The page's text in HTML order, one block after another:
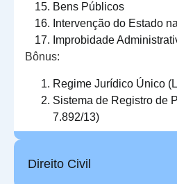
Bens Públicos
Intervenção do Estado
Improbidade
Bônus:
Regime Jurídico Único
Sistema de Registro de
7.892/13)
Direito Civil